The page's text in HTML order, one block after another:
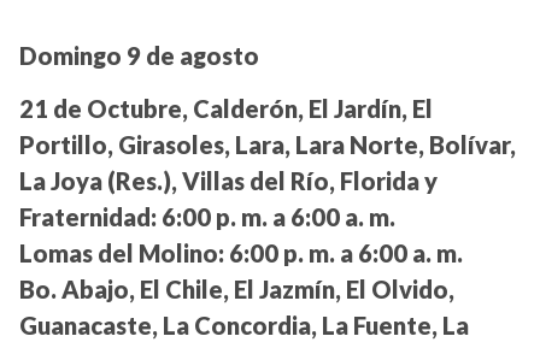
Domingo 9 de agosto
21 de Octubre, Calderón, El Jardín, El
Portillo, Girasoles, Lara, Lara Norte, Bolívar,
La Joya (Res.), Villas del Río, Florida y
Fraternidad: 6:00 p. m. a 6:00 a. m.
Lomas del Molino: 6:00 p. m. a 6:00 a. m.
Bo. Abajo, El Chile, El Jazmín, El Olvido,
Guanacaste, La Concordia, La Fuente, La